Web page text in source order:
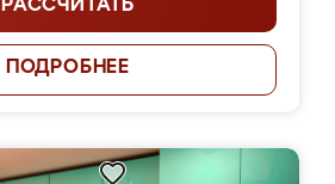
РАССЧИТАТЬ
ПОДРОБНЕЕ